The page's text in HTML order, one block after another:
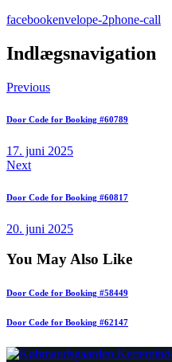
facebookenvelope-2phone-call
Indlægsnavigation
Previous
Door Code for Booking #60789
17. juni 2025
Next
Door Code for Booking #60817
20. juni 2025
You May Also Like
Door Code for Booking #58449
Door Code for Booking #62147